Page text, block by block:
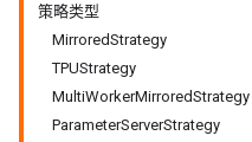
策略类型
MirroredStrategy
TPUStrategy
MultiWorkerMirroredStrategy
ParameterServerStrategy